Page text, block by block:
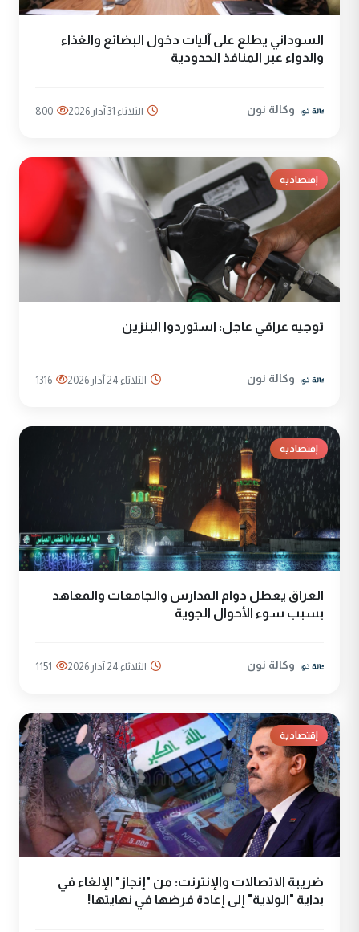
السوداني يطلع على آليات دخول البضائع والغذاء
والدواء عبر المنافذ الحدودية
وكالة نون الثلاثاء 31 آذار 2026 800
إقتصادية
توجيه عراقي عاجل: استوردوا البنزين
وكالة نون الثلاثاء 24 آذار 2026 1316
إقتصادية
العراق يعطل دوام المدارس والجامعات والمعاهد
بسبب سوء الأحوال الجوية
وكالة نون الثلاثاء 24 آذار 2026 1151
إقتصادية
ضريبة الاتصالات والإنترنت: من "إنجاز" الإلغاء في
بداية "الولاية" إلى إعادة فرضها في نهايتها!